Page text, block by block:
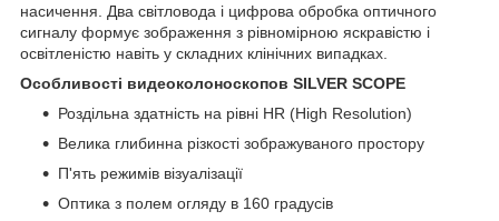
насичення. Два світловода і цифрова обробка оптичного
сигналу формує зображення з рівномірною яскравістю і
освітленістю навіть у складних клінічних випадках.
Особливості видеоколоноскопов SILVER SCOPE
Роздільна здатність на рівні HR (High Resolution)
Велика глибинна різкості зображуваного простору
П'ять режимів візуалізації
Оптика з полем огляду в 160 градусів